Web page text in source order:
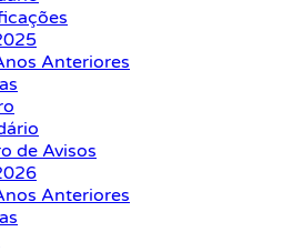
Anteriores
de Avisos
Anteriores